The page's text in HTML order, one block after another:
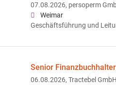
07.08.2026, persoperm
Weimar
Geschäftsführung und
Senior
06.08.2026, Tractebel GmbH